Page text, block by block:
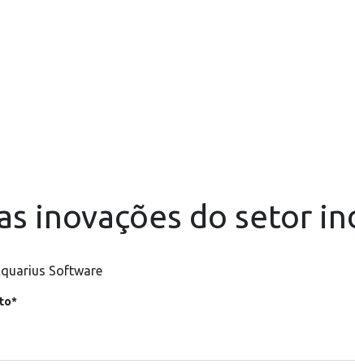
inovações do setor
Software